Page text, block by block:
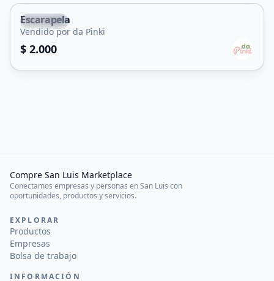
Capital
Escarapela
Vendido por da Pinki
$ 2.000
Compre San Luis Marketplace
Conectamos empresas y personas en San Luis con
oportunidades, productos y servicios.
EXPLORAR
Productos
Empresas
Bolsa de trabajo
INFORMACIÓN